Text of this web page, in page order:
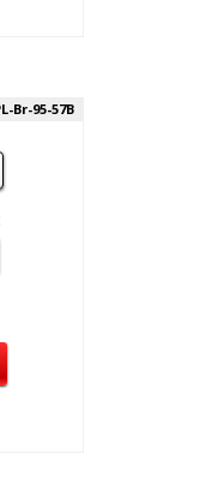
Br-95-57B